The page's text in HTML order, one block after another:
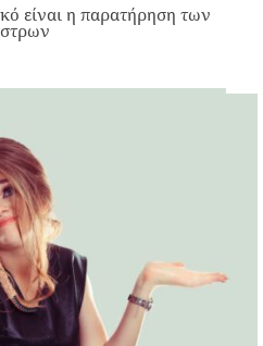
είναι η παρατήρηση των